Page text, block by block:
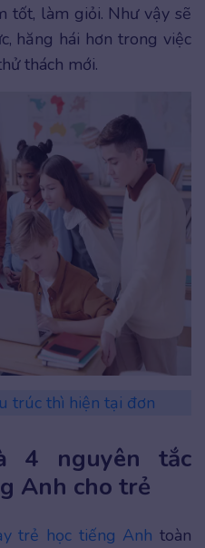
tốt, làm giỏi. Như vậy sẽ
hăng hái hơn trong việc
thách mới.
trúc thì hiện tại đơn
4 nguyên tắc
Anh cho trẻ
trẻ học tiếng Anh toàn